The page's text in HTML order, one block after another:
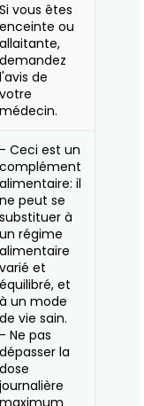
Si vous êtes
enceinte ou
allaitante,
demandez
l'avis de
votre
médecin.
- Ceci est un
complément
alimentaire: il
ne peut se
substituer à
un régime
alimentaire
varié et
équilibré, et
à un mode
de vie sain.
- Ne pas
dépasser la
dose
journalière